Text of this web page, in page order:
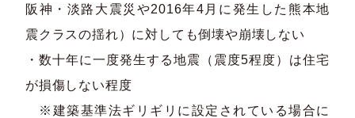
阪神・淡路大震災や2016年4月に発生した熊本地
震クラスの揺れ）に対しても倒壊や崩壊しない
・数十年に一度発生する地震（震度5程度）は住宅
が損傷しない程度
※建築基準法ギリギリに設定されている場合に